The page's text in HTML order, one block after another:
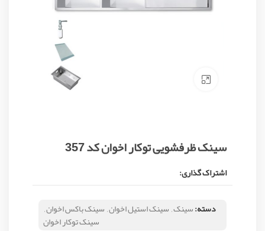
سینک ظرفشویی توکار اخوان کد 357
اشتراک گذاری:
دسته:سینک,سینک استیل اخوان,سینک باکس اخوان,
سینک توکار اخوان